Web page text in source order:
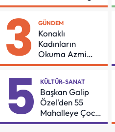
İçin Önemli Protokol
3 GÜNDEM
Konaklı
Kadınların
Okuma Azmi
Örnek Oldu
5 KÜLTÜR-SANAT
Başkan Galip
Özel'den 55
Mahalleye Çocuk
Şenliği